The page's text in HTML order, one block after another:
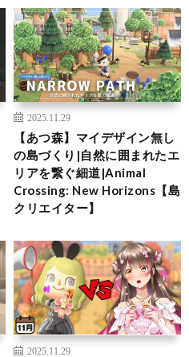
2025.11.29
【あつ森】マイデザイン無し
の島づくり|自然に囲まれたエ
リアを繋ぐ細道|Animal
Crossing: New Horizons【島
クリエイター】
2025.11.29